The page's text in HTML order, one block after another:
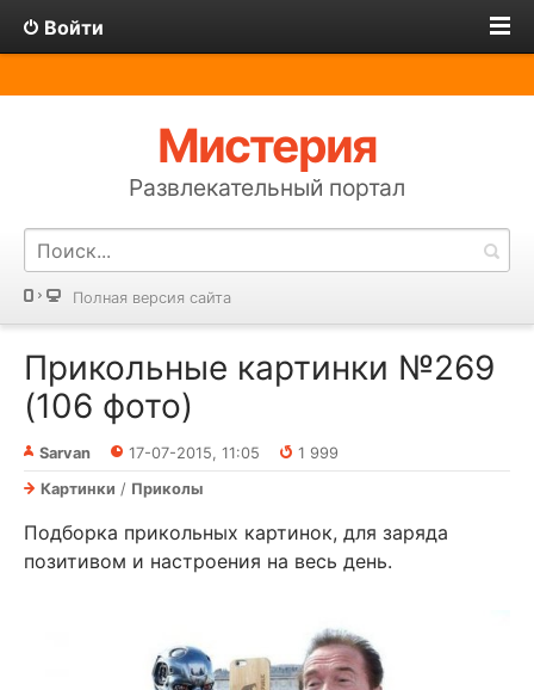
Войти
Мистерия
Развлекательный портал
Полная версия сайта
Прикольные картинки №269
(106 фото)
Sarvan 17-07-2015, 11:05
1 999
Картинки / Приколы
Подборка прикольных картинок, для заряда
позитивом и настроения на весь день.